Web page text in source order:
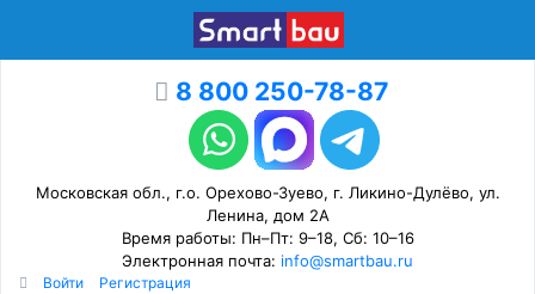
8 800 250-78-87
Московская обл., г.о. Орехово-Зуево, г. Ликино-Дулёво, ул.
Ленина, дом 2А
Время работы: Пн–Пт: 9–18, Сб: 10–16
Электронная почта: info@smartbau.ru
Войти
Регистрация